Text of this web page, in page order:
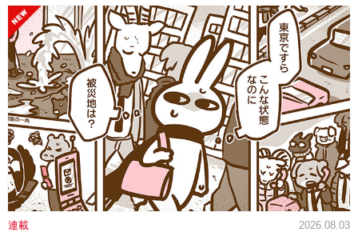
連載 2026.08.03